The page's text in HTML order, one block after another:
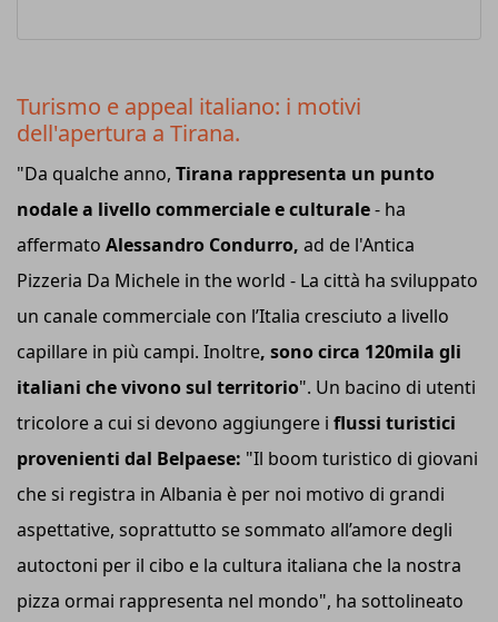
Turismo e appeal italiano: i motivi
dell'apertura a Tirana.
"Da qualche anno, Tirana rappresenta un punto
nodale a livello commerciale e culturale- ha
affermato Alessandro Condurro, ad de l'Antica
Pizzeria Da Michele in the world - La città ha sviluppato
un canale commerciale con l’Italia cresciuto a livello
capillare in più campi. Inoltre, sono circa 120mila gli
italiani che vivono sul territorio". Un bacino di utenti
tricolore a cui si devono aggiungere i flussi turistici
provenienti dal Belpaese: "Il boom turistico di giovani
che si registra in Albania è per noi motivo di grandi
aspettative, soprattutto se sommato all’amore degli
autoctoni per il cibo e la cultura italiana che la nostra
pizza ormai rappresenta nel mondo", ha sottolineato